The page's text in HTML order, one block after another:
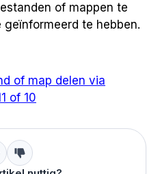
of mappen te
geïnformeerd te hebben.
of map delen via
of 10